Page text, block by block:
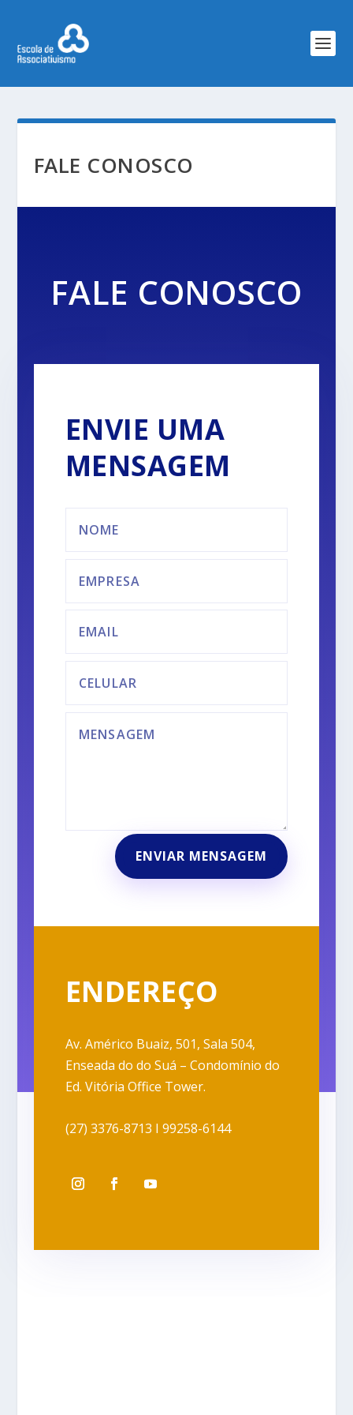
FALE CONOSCO
FALE CONOSCO
ENVIE UMA
MENSAGEM
ENVIAR MENSAGEM
ENDEREÇO
Av. Américo Buaiz, 501, Sala 504,
Enseada do do Suá – Condomínio do
Ed. Vitória Office Tower.
(27) 3376-8713 I 99258-6144